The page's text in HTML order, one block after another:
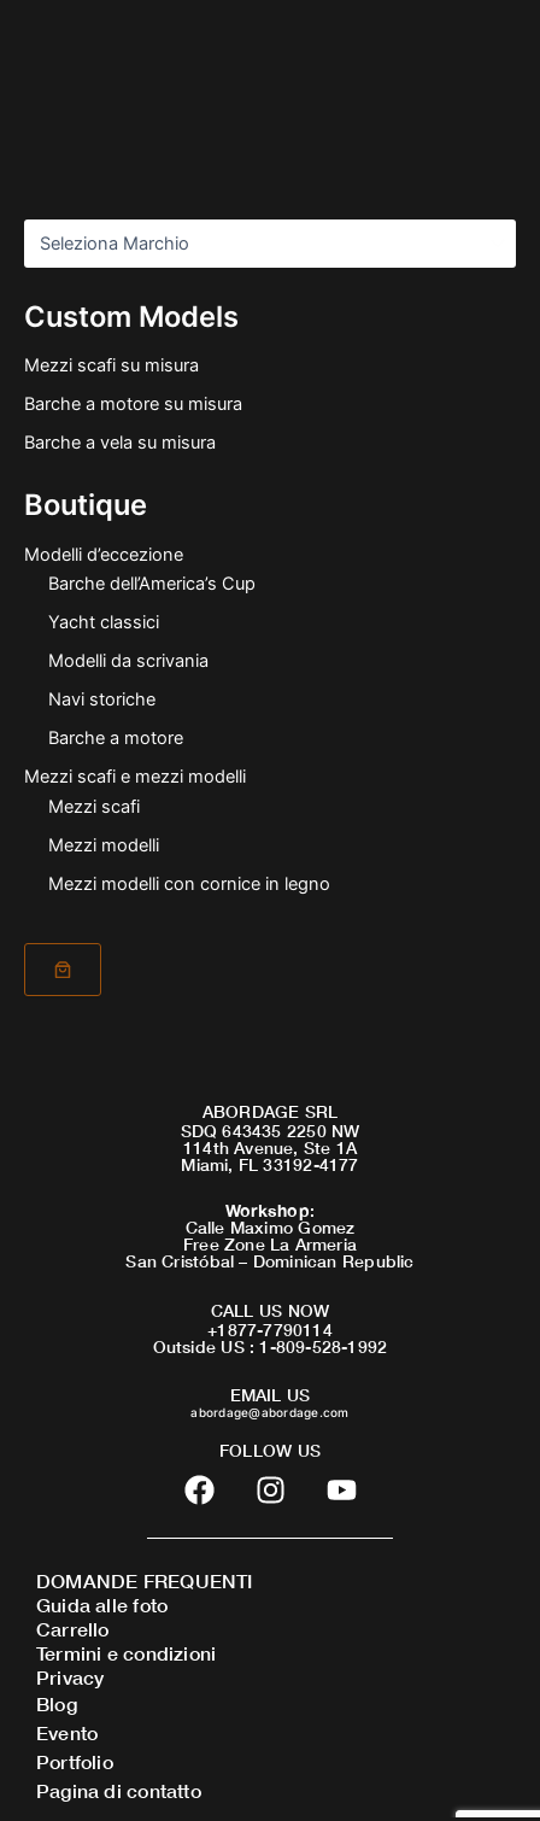
Custom Models
Mezzi scafi su misura
Barche a motore su misura
Barche a vela su misura
Boutique
Modelli d’eccezione
Barche dell’America’s Cup
Yacht classici
Modelli da scrivania
Navi storiche
Barche a motore
Mezzi scafi e mezzi modelli
Mezzi scafi
Mezzi modelli
Mezzi modelli con cornice in legno
ABORDAGE SRL
SDQ 643435 2250 NW
114th Avenue, Ste 1A
Miami, FL 33192-4177
Workshop:
Calle Maximo Gomez
Free Zone La Armeria
San Cristóbal – Dominican Republic
CALL US NOW
+1877-7790114
Outside US : 1-809-528-1992
EMAIL US
abordage@abordage.com
FOLLOW US
F
a
c
b
o
I
n
s
Y
o
u
DOMANDE FREQUENTI
Guida alle foto
Carrello
Termini e condizioni
Privacy
Blog
Evento
Portfolio
Pagina di contatto